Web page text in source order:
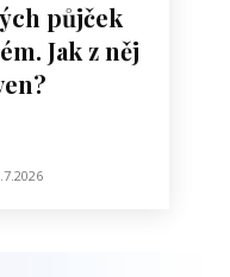
půjček
Jak z něj